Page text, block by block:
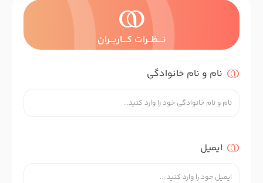
نــــظـــرات کــــاربـــران
نام و نام خانوادگی
ایمیل